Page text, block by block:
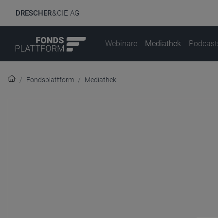
DRESCHER& CIE AG
Webinare Mediathek
Fondsplattform Mediathek